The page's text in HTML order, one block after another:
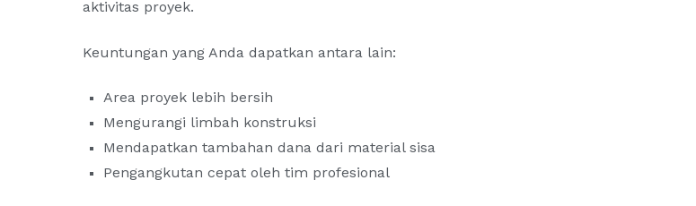
aktivitas proyek.
Keuntungan yang Anda dapatkan antara lain:
Area proyek lebih bersih
Mengurangi limbah konstruksi
Mendapatkan tambahan dana dari material sisa
Pengangkutan cepat oleh tim profesional